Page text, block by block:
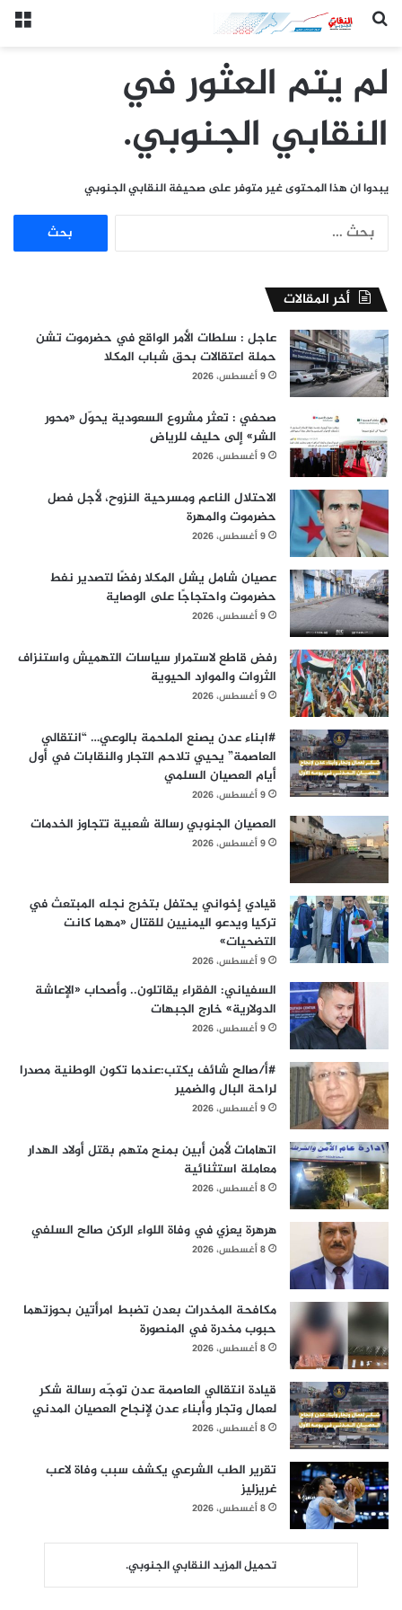
(النقابي الجنوبي:/خاص.)
لم يتم العثور في
النقابي الجنوبي.
يبدوا ان هذا المحتوى غير متوفر على صحيفة النقابي الجنوبي
البحث
أخر المقالات
عاجل : سلطات الأمر الواقع في حضرموت تشن
حملة اعتقالات بحق شباب المكلا
9 أغسطس، 2026
صحفي : تعثر مشروع السعودية يحوّل «محور
الشر» إلى حليف للرياض
9 أغسطس، 2026
الاحتلال الناعم ومسرحية النزوح، لأجل فصل
حضرموت والمهرة
9 أغسطس، 2026
عصيان شامل يشل المكلا رفضًا لتصدير نفط
حضرموت واحتجاجًا على الوصاية
9 أغسطس، 2026
رفض قاطع لاستمرار سياسات التهميش واستنزاف
الثروات والموارد الحيوية
9 أغسطس، 2026
#ابناء عدن يصنع الملحمة بالوعي… “انتقالي
العاصمة” يحيي تلاحم التجار والنقابات في أول
أيام العصيان السلمي
9 أغسطس، 2026
العصيان الجنوبي رسالة شعبية تتجاوز الخدمات
9 أغسطس، 2026
قيادي إخواني يحتفل بتخرج نجله المبتعث في
تركيا ويدعو اليمنيين للقتال «مهما كانت
التضحيات»
9 أغسطس، 2026
السفياني: الفقراء يقاتلون.. وأصحاب «الإعاشة
الدولارية» خارج الجبهات
9 أغسطس، 2026
#أ/صالح شائف يكتب:عندما تكون الوطنية مصدرا
لراحة البال والضمير
9 أغسطس، 2026
اتهامات لأمن أبين بمنح متهم بقتل أولاد الهدار
معاملة استثنائية
8 أغسطس، 2026
هرهرة يعزي في وفاة اللواء الركن صالح السلفي
8 أغسطس، 2026
مكافحة المخدرات بعدن تضبط امرأتين بحوزتهما
حبوب مخدرة في المنصورة
8 أغسطس، 2026
قيادة انتقالي العاصمة عدن توجّه رسالة شكر
لعمال وتجار وأبناء عدن لإنجاح العصيان المدني
8 أغسطس، 2026
تقرير الطب الشرعي يكشف سبب وفاة لاعب
غريزليز
8 أغسطس، 2026
تحميل المزيد النقابي الجنوبي.